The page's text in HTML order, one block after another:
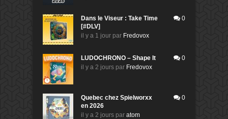
Dans le Viseur : Take Time
[#DLV]
il y a 1 jour par Fredovox
0
LUDOCHRONO – Shape It
il y a 2 jours par Fredovox
0
Quebec chez Spielworxx
en 2026
il y a 2 jours par atom
0